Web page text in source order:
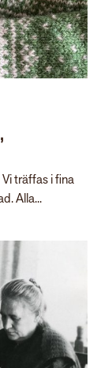
träffas i fina
Alla...